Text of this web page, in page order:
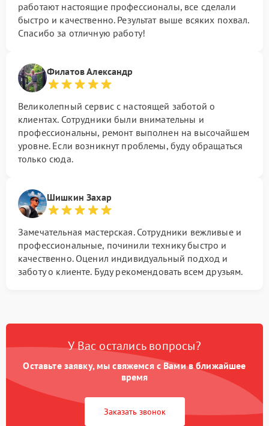
работают настоящие профессионалы, все сделали
быстро и качественно. Результат выше всяких похвал.
Спасибо за отличную работу!
Филатов Александр
Великолепный сервис с настоящей заботой о
клиентах. Сотрудники были внимательны и
профессиональны, ремонт выполнен на высочайшем
уровне. Если возникнут проблемы, буду обращаться
только сюда.
Шишкин Захар
Замечательная мастерская. Сотрудники вежливые и
профессиональные, починили технику быстро и
качественно. Оценил индивидуальный подход и
заботу о клиенте. Буду рекомендовать всем друзьям.
У Вас остались вопросы?
Оставьте заявку, мы свяжемся с Вами в ближайшее
время
Заказать звонок